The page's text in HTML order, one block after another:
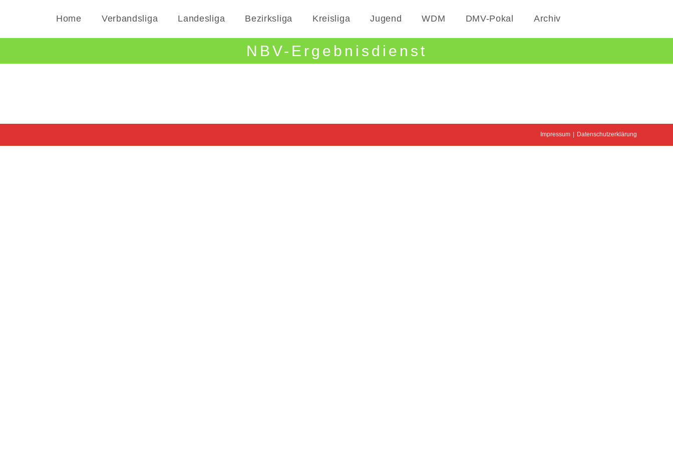
Home Verbandsliga Landesliga Bezirksliga Kreisliga Jugend WDM DMV-Pokal Archiv
NBV-Ergebnisdienst
Impressum Datenschutzerklärung